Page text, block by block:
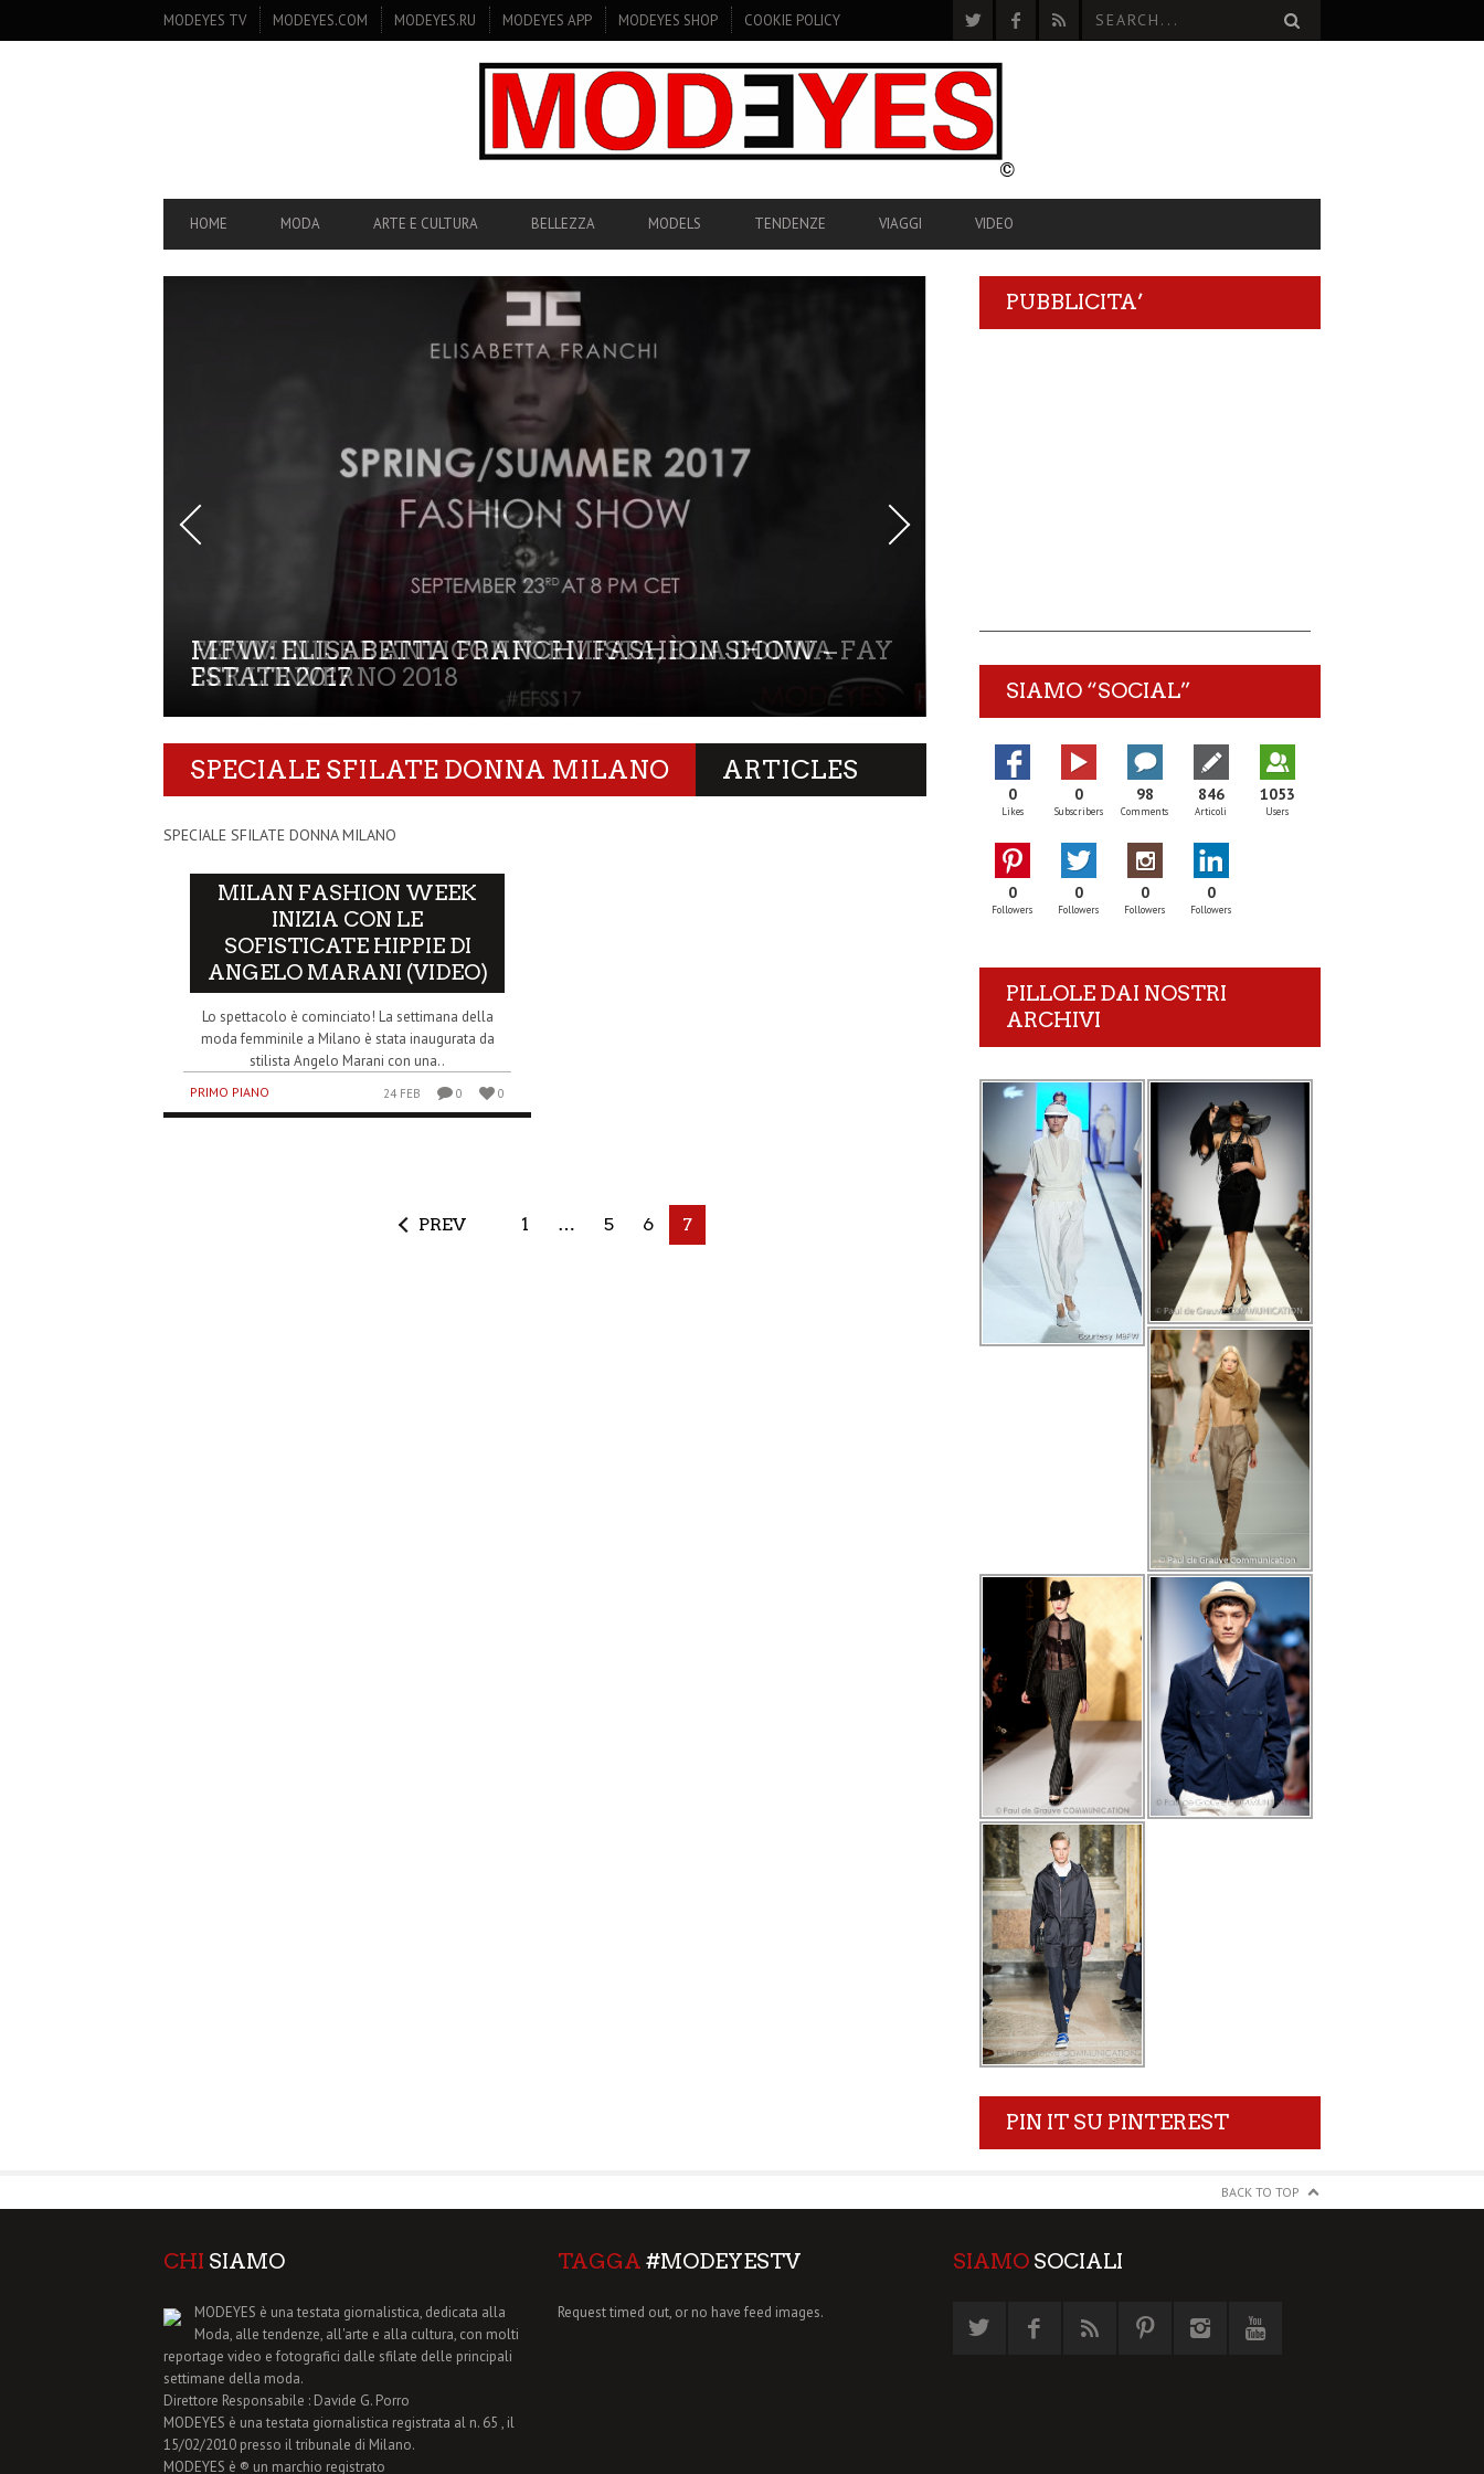
SECONDARY
NAVIGATION
MODEYES TV MODEYES.COM MODEYES.RU MODEYES APP MODEYES SHOP COOKIE POLICY
PRIMARY
NAVIGATION
HOME MODA ARTE E CULTURA BELLEZZA MODELS TENDENZE VIAGGI VIDEO
MFW: ELISABETTA FRANCHI FASHION SHOW –
ESTATE 2017
SPECIALE SFILATE DONNA MILANO ARTICLES
SPECIALE SFILATE DONNA MILANO
MILAN FASHION WEEK
INIZIA CON LE
SOFISTICATE HIPPIE DI
ANGELO MARANI (VIDEO)
Lo spettacolo è cominciato! La settimana della
moda femminile a Milano è stata inaugurata da
stilista Angelo Marani con una..
PRIMO PIANO 24 FEB 0 0
PREV 1 … 5 6 7
PUBBLICITA’
SIAMO “SOCIAL”
0
Likes
0
Subscribers
98
Comments
846
Articoli
1053
Users
0
Followers
0
Followers
0
Followers
0
Followers
PILLOLE DAI NOSTRI
ARCHIVI
PIN IT SU PINTEREST
BACK TO TOP
CHI SIAMO
MODEYES è una testata giornalistica, dedicata alla
Moda, alle tendenze, all'arte e alla cultura, con molti
reportage video e fotografici dalle sfilate delle principali
settimane della moda.
Direttore Responsabile : Davide G. Porro
MODEYES è una testata giornalistica registrata al n. 65 , il
15/02/2010 presso il tribunale di Milano.
MODEYES è ® un marchio registrato
TAGGA #MODEYESTV
Request timed out, or no have feed images.
SIAMOSOCIALI